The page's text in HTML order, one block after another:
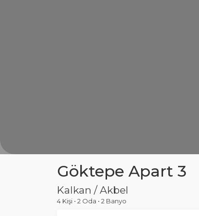
Göktepe Apart 3
Kalkan / Akbel
4 Kişi • 2 Oda • 2 Banyo